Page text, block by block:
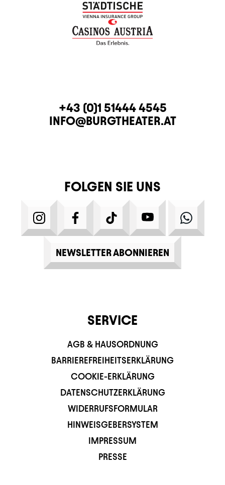
KONTAKTTELEFON
+43 (0)1 51444 4545
E-MAIL
INFO@BURGTHEATER.AT
FOLGEN SIE UNS
INSTAGRAMFACEBOOKTIKTOK YOUTUBE
NEWSLETTER ABONNIEREN
SERVICE
AGB & HAUSORDNUNG
BARRIEREFREIHEITSERKLÄRUNG
COOKIE-ERKLÄRUNG
DATENSCHUTZERKLÄRUNG
WIDERRUFSFORMULAR
HINWEISGEBERSYSTEM
IMPRESSUM
PRESSE